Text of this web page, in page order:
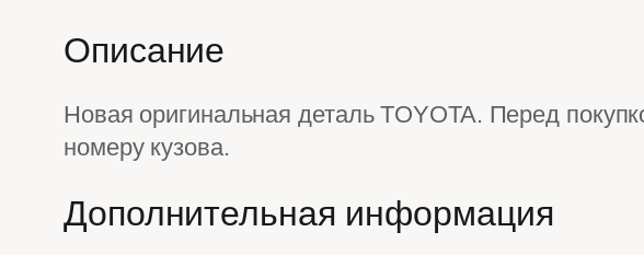
Описание
Новая оригинальная деталь TOYOTA. Перед
номеру кузова.
Дополнительная информация